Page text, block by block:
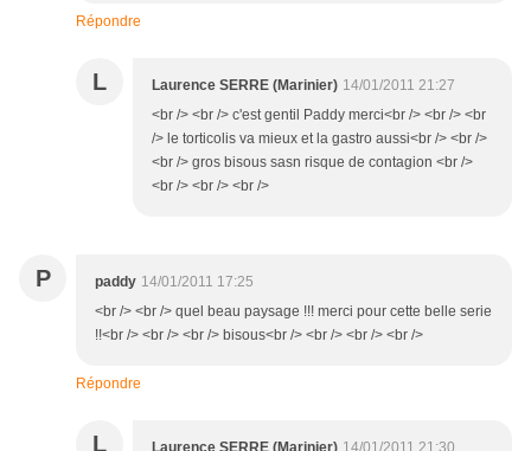
Répondre
L Laurence SERRE (Marinier) 14/01/2011 21:27
<br /> <br /> c'est gentil Paddy merci<br /> <br /> <br
/> le torticolis va mieux et la gastro aussi<br /> <br />
<br /> gros bisous sasn risque de contagion <br />
<br /> <br /> <br />
P paddy 14/01/2011 17:25
<br /> <br /> quel beau paysage !!! merci pour cette belle serie
!!<br /> <br /> <br /> bisous<br /> <br /> <br /> <br />
Répondre
L Laurence SERRE (Marinier) 14/01/2011 21:30